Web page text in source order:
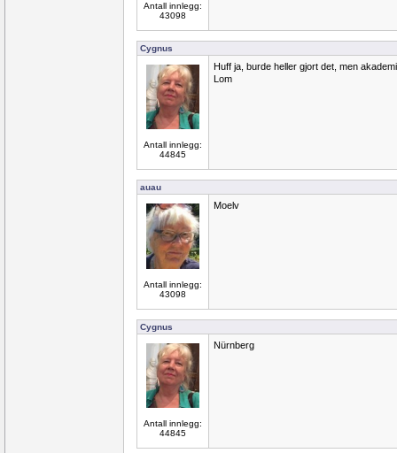
Antall innlegg:
43098
Cygnus
Antall innlegg:
44845
Huff ja, burde heller gjort det, men
Lom
auau
Antall innlegg:
43098
Moelv
Cygnus
Antall innlegg:
44845
Nürnberg